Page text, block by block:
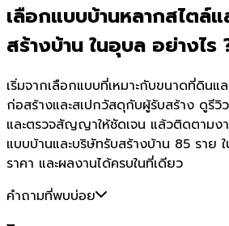
เลือกแบบบ้านหลากสไตล์
สร้างบ้าน ในอุบล อย่างไร
เริ่มจากเลือกแบบที่เหมาะกับขนาดที่ดินแล
ก่อสร้างและสเปกวัสดุกับผู้รับสร้าง ดูรีวิ
และตรวจสัญญาให้ชัดเจน แล้วติดตามง
แบบบ้านและบริษัทรับสร้างบ้าน 85 ราย
ราคา และผลงานได้ครบในที่เดียว
คำถามที่พบบ่อย